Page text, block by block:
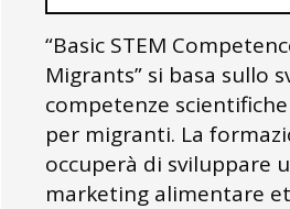
“Basic STEM
Migrants” si basa sullo
competenze
per migranti. La
occuperà di sviluppare
marketing alimentare